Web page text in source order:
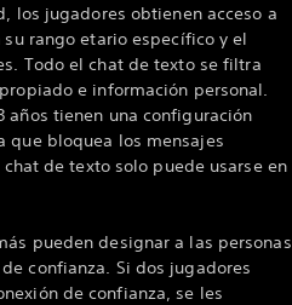
los jugadores obtienen acceso a
rango etario específico y el
Todo el chat de texto se filtra
e información personal.
años tienen una configuración
que bloquea los mensajes
de texto solo puede usarse en
pueden designar a las personas
confianza. Si dos jugadores
de confianza, se les